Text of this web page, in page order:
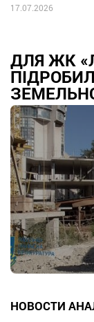
ДЛЯ ЖК
17.07.2026
НОВОСТИ